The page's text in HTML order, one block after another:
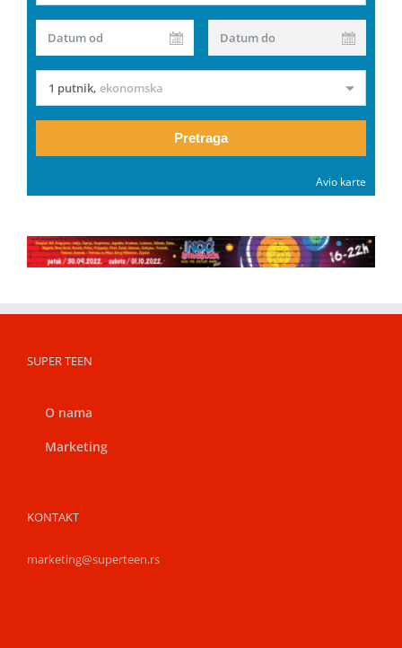
Datum od Datum do
1 putnik, ekonomska
Pretraga
Avio karte
SUPER TEEN
O nama
Marketing
KONTAKT
marketing@superteen.rs